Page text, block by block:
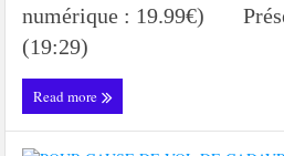
numérique : 19.99€)
(19:29)
Read more